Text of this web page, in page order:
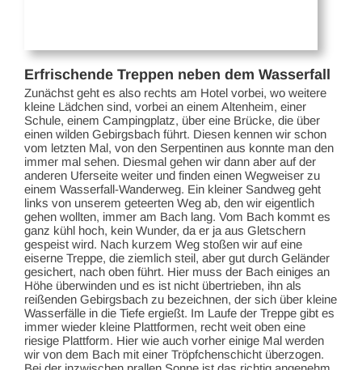
Erfrischende Treppen neben dem Wasserfall
Zunächst geht es also rechts am Hotel vorbei, wo weitere
kleine Lädchen sind, vorbei an einem Altenheim, einer
Schule, einem Campingplatz, über eine Brücke, die über
einen wilden Gebirgsbach führt. Diesen kennen wir schon
vom letzten Mal, von den Serpentinen aus konnte man den
immer mal sehen. Diesmal gehen wir dann aber auf der
anderen Uferseite weiter und finden einen Wegweiser zu
einem Wasserfall-Wanderweg. Ein kleiner Sandweg geht
links von unserem geteerten Weg ab, den wir eigentlich
gehen wollten, immer am Bach lang. Vom Bach kommt es
ganz kühl hoch, kein Wunder, da er ja aus Gletschern
gespeist wird. Nach kurzem Weg stoßen wir auf eine
eiserne Treppe, die ziemlich steil, aber gut durch Geländer
gesichert, nach oben führt. Hier muss der Bach einiges an
Höhe überwinden und es ist nicht übertrieben, ihn als
reißenden Gebirgsbach zu bezeichnen, der sich über kleine
Wasserfälle in die Tiefe ergießt. Im Laufe der Treppe gibt es
immer wieder kleine Plattformen, recht weit oben eine
riesige Plattform. Hier wie auch vorher einige Mal werden
wir von dem Bach mit einer Tröpfchenschicht überzogen.